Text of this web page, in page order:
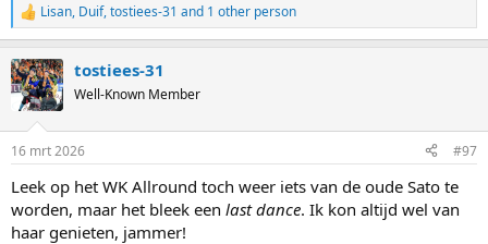
R
e
c
t
i
s
Lisan, Duif,tostiees-31 and 1 other person
tostiees-31
Well-Known Member
16 mrt 2026 #97
Leek op het WK Allround toch weer iets van de oude Sato te
worden, maar het bleek een last dance. Ik kon altijd wel van
haar genieten, jammer!